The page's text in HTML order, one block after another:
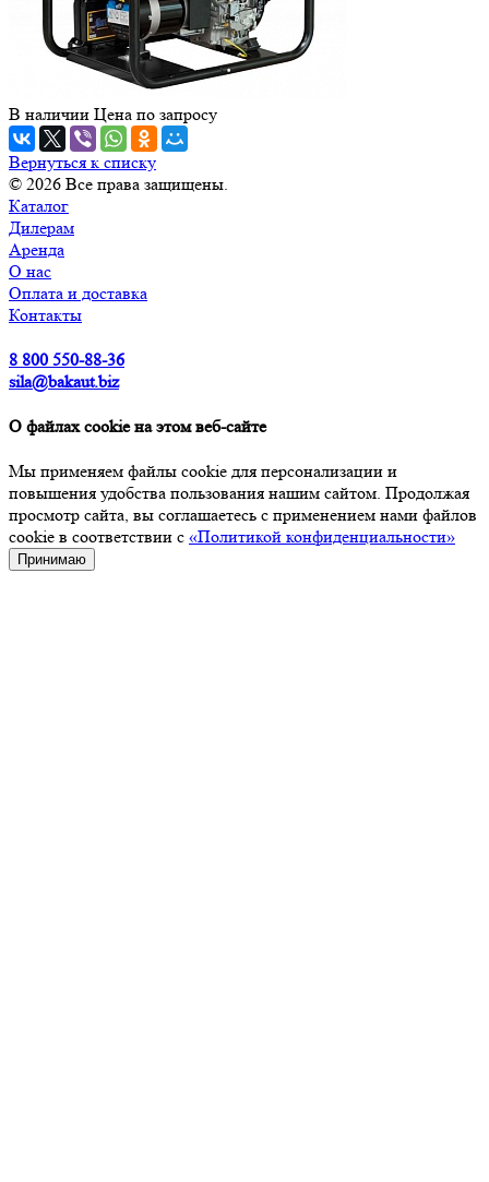
В наличии Цена по запросу
Вернуться к списку
© 2026 Все права защищены.
Каталог
Дилерам
Аренда
О нас
Оплата и доставка
Контакты
8 800 550-88-36
sila@bakaut.biz
О файлах cookie на этом веб-сайте
Мы применяем файлы cookie для персонализации и
повышения удобства пользования нашим сайтом. Продолжая
просмотр сайта, вы соглашаетесь с применением нами файлов
cookie в соответствии с «Политикой конфиденциальности»
Принимаю